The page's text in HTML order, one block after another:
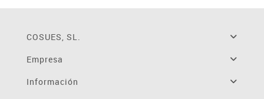
COSUES, SL.
Empresa
Información